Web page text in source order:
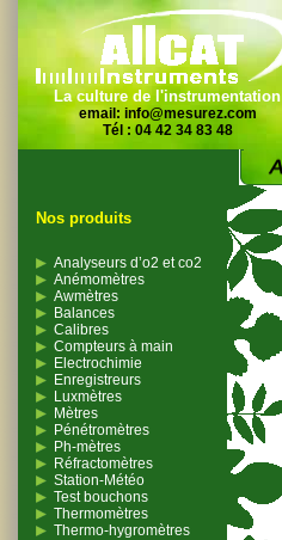
La culture de l'instrumentation
email: info@mesurez.com
Tél : 04 42 34 83 48
Nos produits
Analyseurs d’o2 et co2
Anémomètres
Awmètres
Balances
Calibres
Compteurs à main
Electrochimie
Enregistreurs
Luxmètres
Mètres
Pénétromètres
Ph-mètres
Réfractomètres
Station-Météo
Test bouchons
Thermomètres
Thermo-hygromètres